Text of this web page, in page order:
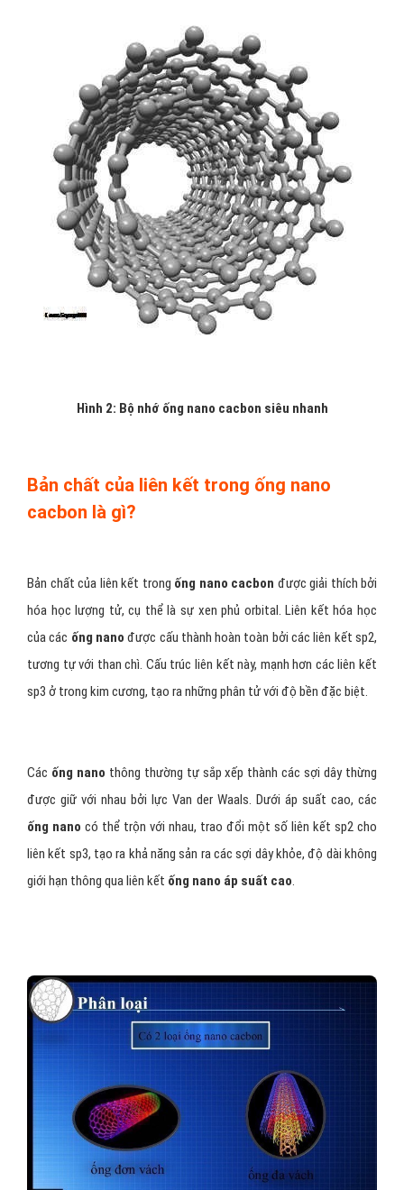
Hình 2: Bộ nhớ ống nano cacbon siêu nhanh
Bản chất của liên kết trong ống nano
cacbon là gì?
Bản chất của liên kết trong ống nano cacbon được giải thích bởi
hóa học lượng tử, cụ thể là sự xen phủ orbital. Liên kết hóa học
của các ống nano được cấu thành hoàn toàn bởi các liên kết sp2,
tương tự với than chì. Cấu trúc liên kết này, mạnh hơn các liên kết
sp3 ở trong kim cương, tạo ra những phân tử với độ bền đặc biệt.
Các ống nano thông thường tự sắp xếp thành các sợi dây thừng
được giữ với nhau bởi lực Van der Waals. Dưới áp suất cao, các
ống nano có thể trộn với nhau, trao đổi một số liên kết sp2 cho
liên kết sp3, tạo ra khả năng sản ra các sợi dây khỏe, độ dài không
giới hạn thông qua liên kết ống nano áp suất cao.